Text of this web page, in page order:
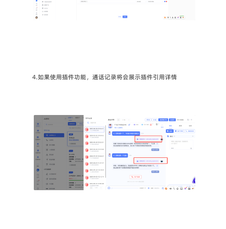
4.如果使用插件功能，通话记录将会展示插件引用详情